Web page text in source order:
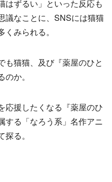
ずるい」といった反応も
議なことに、SNSには猫猫
みられる。
猫猫、及び『薬屋のひと
か。
援したくなる『薬屋のひ
する「なろう系」名作アニ
る。